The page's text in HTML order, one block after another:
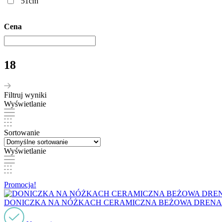
Cena
18
Filtruj wyniki
Wyświetlanie
Sortowanie
Wyświetlanie
Promocja!
DONICZKA NA NÓŻKACH CERAMICZNA BEŻOWA